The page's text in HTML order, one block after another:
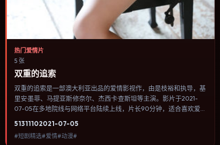
热门爱情片
5 张
双重的追索
双重的追索是一部澳大利亚出品的爱情影视作，由是枝裕和执导，基
里安·墨菲、马提亚斯·修奈尔、杰西卡·查斯坦等主演。影片于2021-
07-05在多地院线与网络平台陆续上线，片长90分钟，适合喜欢爱情
择与情节推进，节奏与视听语言统一，可作为休闲观影或类型片补片
51311102021-07-05
#短剧精选#爱情#动漫#